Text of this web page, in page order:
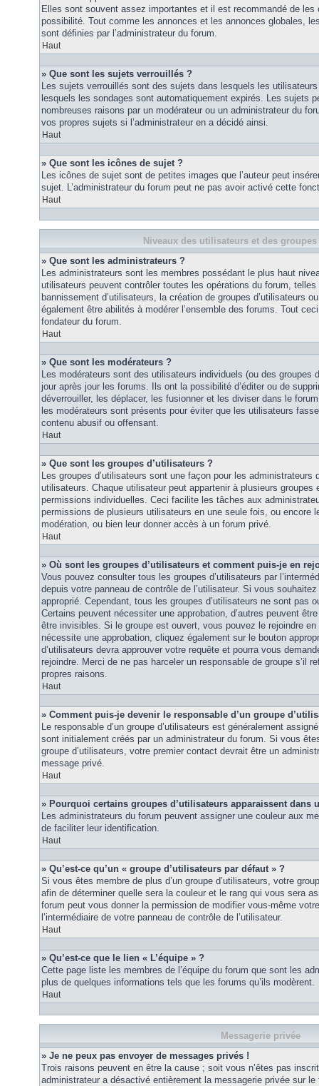
Elles sont souvent assez importantes et il est recommandé de
possibilité. Tout comme les annonces et les annonces globales,
sont définies par l’administrateur du forum.
Haut
» Que sont les sujets verrouillés ?
Les sujets verrouillés sont des sujets dans lesquels les
lesquels les sondages sont automatiquement expirés. Les sujets
nombreuses raisons par un modérateur ou un administrateur du
vos propres sujets si l’administrateur en a décidé ainsi.
Haut
» Que sont les icônes de sujet ?
Les icônes de sujet sont de petites images que l’auteur peut
sujet. L’administrateur du forum peut ne pas avoir activé cette
Haut
Niveaux des utilisateurs et des
» Que sont les administrateurs ?
Les administrateurs sont les membres possédant le plus haut
utilisateurs peuvent contrôler toutes les opérations du forum,
bannissement d’utilisateurs, la création de groupes d’utilisateurs
également être abilités à modérer l’ensemble des forums. Tout
fondateur du forum.
Haut
» Que sont les modérateurs ?
Les modérateurs sont des utilisateurs individuels (ou des groupes
jour après jour les forums. Ils ont la possibilité d’éditer ou de
déverrouiller, les déplacer, les fusionner et les diviser dans le
les modérateurs sont présents pour éviter que les utilisateurs
contenu abusif ou offensant.
Haut
» Que sont les groupes d’utilisateurs ?
Les groupes d’utilisateurs sont une façon pour les administrateurs
utilisateurs. Chaque utilisateur peut appartenir à plusieurs groupes
permissions individuelles. Ceci facilite les tâches aux
permissions de plusieurs utilisateurs en une seule fois, ou encore
modération, ou bien leur donner accès à un forum privé.
Haut
» Où sont les groupes d’utilisateurs et comment puis-je en
Vous pouvez consulter tous les groupes d’utilisateurs par
depuis votre panneau de contrôle de l’utilisateur. Si vous
approprié. Cependant, tous les groupes d’utilisateurs ne sont pas
Certains peuvent nécessiter une approbation, d’autres peuvent
être invisibles. Si le groupe est ouvert, vous pouvez le rejoindre en
nécessite une approbation, cliquez également sur le bouton
d’utilisateurs devra approuver votre requête et pourra vous
rejoindre. Merci de ne pas harceler un responsable de groupe s’il
propres raisons.
Haut
» Comment puis-je devenir le responsable d’un groupe
Le responsable d’un groupe d’utilisateurs est généralement
sont initialement créés par un administrateur du forum. Si vous
groupe d’utilisateurs, votre premier contact devrait être un
message privé.
Haut
» Pourquoi certains groupes d’utilisateurs apparaissent dans
Les administrateurs du forum peuvent assigner une couleur aux
de faciliter leur identification.
Haut
» Qu’est-ce qu’un « groupe d’utilisateurs par défaut » ?
Si vous êtes membre de plus d’un groupe d’utilisateurs, votre
afin de déterminer quelle sera la couleur et le rang qui vous sera
forum peut vous donner la permission de modifier vous-même
l’intermédiaire de votre panneau de contrôle de l’utilisateur.
Haut
» Qu’est-ce que le lien « L’équipe » ?
Cette page liste les membres de l’équipe du forum que sont les
plus de quelques informations tels que les forums qu’ils modèrent.
Haut
Messagerie privée
» Je ne peux pas envoyer de messages privés !
Trois raisons peuvent en être la cause ; soit vous n’êtes pas
administrateur a désactivé entièrement la messagerie privée sur